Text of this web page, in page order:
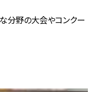
分野の大会やコンクー